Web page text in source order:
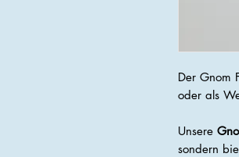
Der Gnom
oder als
Unsere
sondern